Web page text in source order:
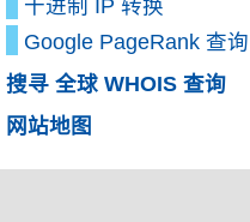
十进制 IP 转换
Google PageRank 查询
搜寻 全球 WHOIS 查询
网站地图